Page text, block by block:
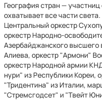
География стран —
охватывает все части
Центральный оркестр
оркестр Народно-
Азербайджанского высшего
Алиева, оркестр "Армони"
оркестр Народной армии
нури" из Республики Кореи,
"Тридентина" из Италии,
"Стремсгодсет" и "Твейт